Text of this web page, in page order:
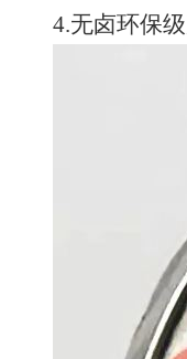
4.无卤环保